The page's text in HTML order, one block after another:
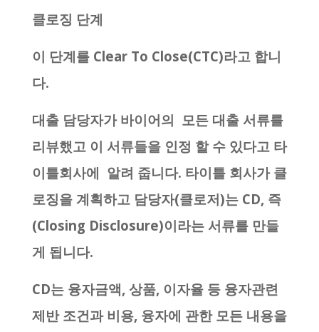
클로징 단계
이 단계를 Clear To Close(CTC)라고 합니
다.
대출 담당자가 바이어의 모든 대출 서류를
리뷰했고 이 서류들을 인정 할 수 있다고 타
이틀회사에 알려 줍니다. 타이틀 회사가 클
로징을 계획하고 담당자(클로저)는 CD, 즉
(Closing Disclosure)이라는 서류를 만들
게 됩니다.
CD는 융자금액, 상품, 이자율 등 융자관련
제반 조건과 비용, 융자에 관한 모든 내용을